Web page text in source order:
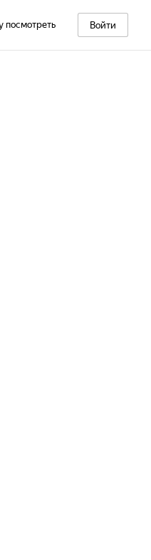
посмотреть Войти